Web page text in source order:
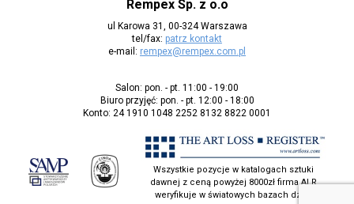
Rempex Sp. z o.o
ul Karowa 31, 00-324 Warszawa
tel/fax: patrz kontakt
e-mail: rempex@rempex.com.pl
Salon: pon. - pt. 11:00 - 19:00
Biuro przyjęć: pon. - pt. 12:00 - 18:00
Konto: 24 1910 1048 2252 8132 8822 0001
Wszystkie pozycje w katalogach sztuki
dawnej z ceną powyżej 8000zł firma ALR
weryfikuje w światowych bazach dzieł